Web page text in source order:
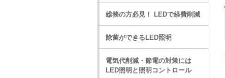
総務の方必見！ LEDで経費削減
除菌ができるLED照明
電気代削減・節電の対策には
LED照明と照明コントロール